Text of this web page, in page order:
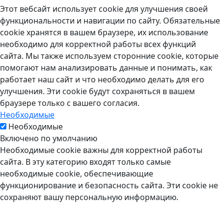
Этот вебсайт использует cookie для улучшения своей
функциональности и навигации по сайту. Обязательные
cookie хранятся в вашем браузере, их использование
необходимо для корректной работы всех функций
сайта. Мы также используем сторонние cookie, которые
помогают нам анализировать данные и понимать, как
работает наш сайт и что необходимо делать для его
улучшения. Эти cookie будут сохраняться в вашем
браузере только с вашего согласия.
Необходимые
Необходимые
Включено по умолчанию
Необходимые cookie важны для корректной работы
сайта. В эту категорию входят только самые
необходимые cookie, обеспечивающие
функционирование и безопасность сайта. Эти cookie не
сохраняют вашу персональную информацию.